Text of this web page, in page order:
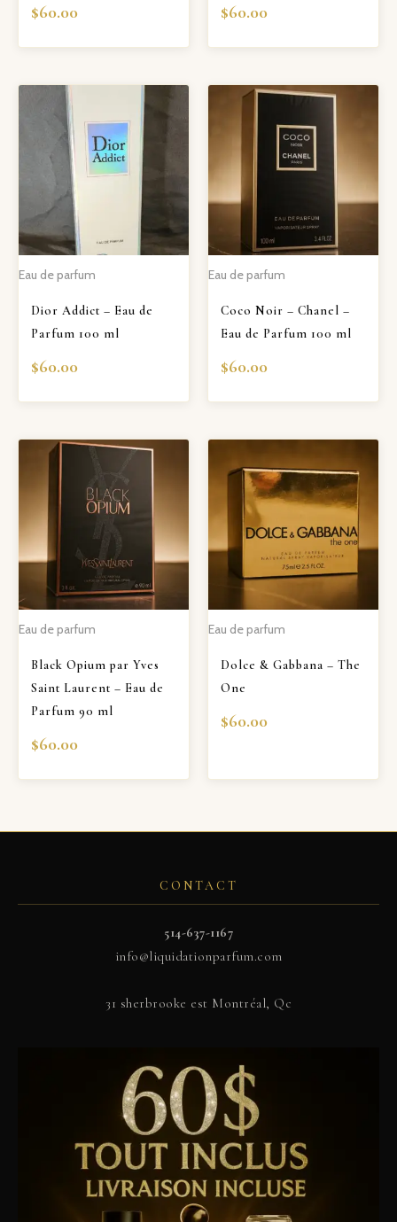
$60.00 $60.00
Eau de parfum
Dior Addict – Eau de
Parfum 100 ml
$60.00
Eau de parfum
Coco Noir – Chanel –
Eau de Parfum 100 ml
$60.00
Eau de parfum
Black Opium par Yves
Saint Laurent – Eau de
Parfum 90 ml
$60.00
Eau de parfum
Dolce & Gabbana – The
One
$60.00
CONTACT
514-637-1167
info@liquidationparfum.com
31 sherbrooke est Montréal, Qc